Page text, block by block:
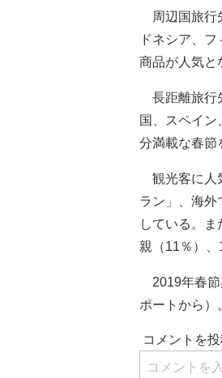
周辺国旅行
ドネシア、
商品が人気と
長距離旅行
国、スペイ
分満載な春節
観光客に人
ラン」、海外
している。
親（11％）、
2019年春節
ポートから）